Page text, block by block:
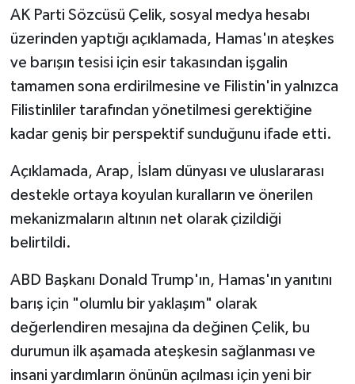
AK Parti Sözcüsü Çelik, sosyal medya hesabı
üzerinden yaptığı açıklamada, Hamas'ın ateşkes
ve barışın tesisi için esir takasından işgalin
tamamen sona erdirilmesine ve Filistin'in yalnızca
Filistinliler tarafından yönetilmesi gerektiğine
kadar geniş bir perspektif sunduğunu ifade etti.
Açıklamada, Arap, İslam dünyası ve uluslararası
destekle ortaya koyulan kuralların ve önerilen
mekanizmaların altının net olarak çizildiği
belirtildi.
ABD Başkanı Donald Trump'ın, Hamas'ın yanıtını
barış için "olumlu bir yaklaşım" olarak
değerlendiren mesajına da değinen Çelik, bu
durumun ilk aşamada ateşkesin sağlanması ve
insani yardımların önünün açılması için yeni bir